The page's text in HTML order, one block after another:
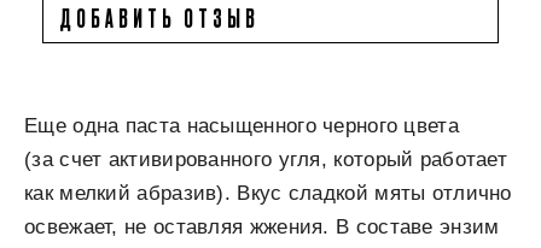
ДОБАВИТЬ ОТЗЫВ
Еще одна паста насыщенного черного цвета
(за счет активированного угля, который работает
как мелкий абразив). Вкус сладкой мяты отлично
освежает, не оставляя жжения. В составе энзим